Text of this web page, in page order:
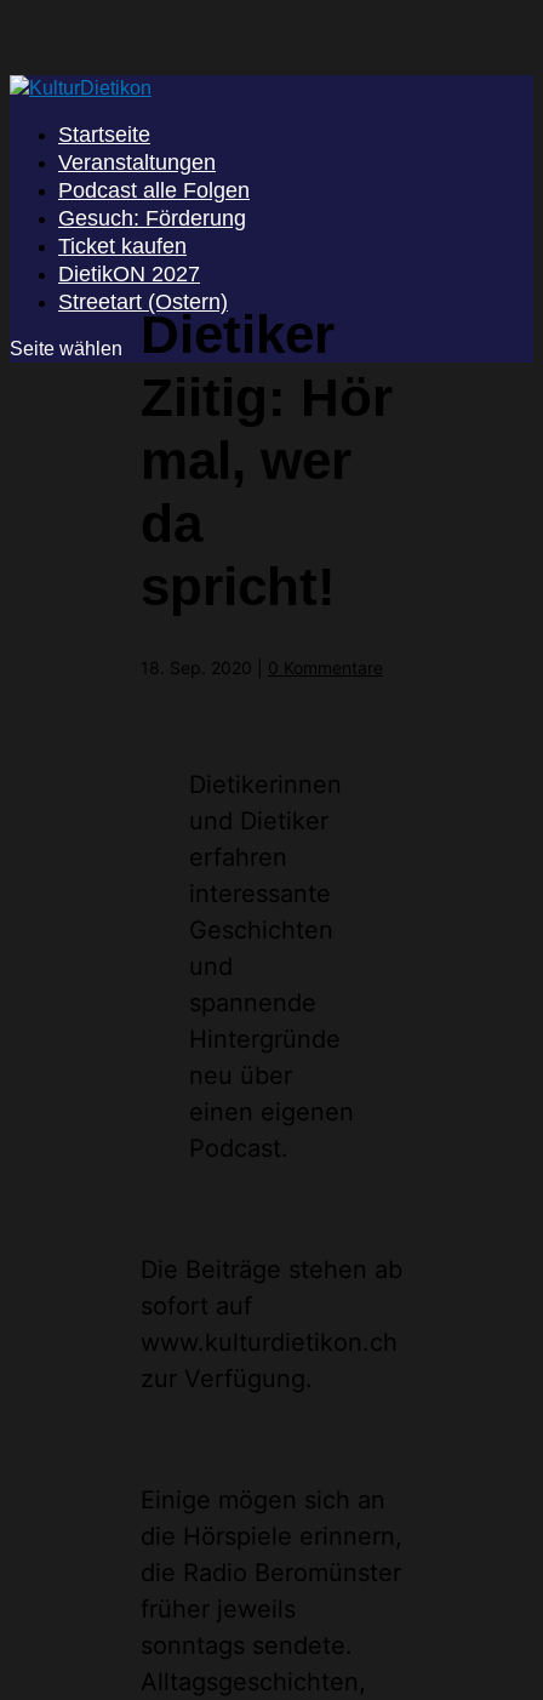
Startseite
Veranstaltungen
Podcast alle Folgen
Gesuch: Förderung
Ticket kaufen
DietikON 2027
Streetart (Ostern)
Seite wählen
Dietiker
Ziitig: Hör
mal, wer
da
spricht!
18. Sep. 2020 0 Kommentare
Dietikerinnen
und Dietiker
erfahren
interessante
Geschichten
und
spannende
Hintergründe
neu über
einen eigenen
Podcast.
Die Beiträge stehen ab
sofort auf
www.kulturdietikon.ch
zur Verfügung.
Einige mögen sich an
die Hörspiele erinnern,
die Radio Beromünster
früher jeweils
sonntags sendete.
Alltagsgeschichten,